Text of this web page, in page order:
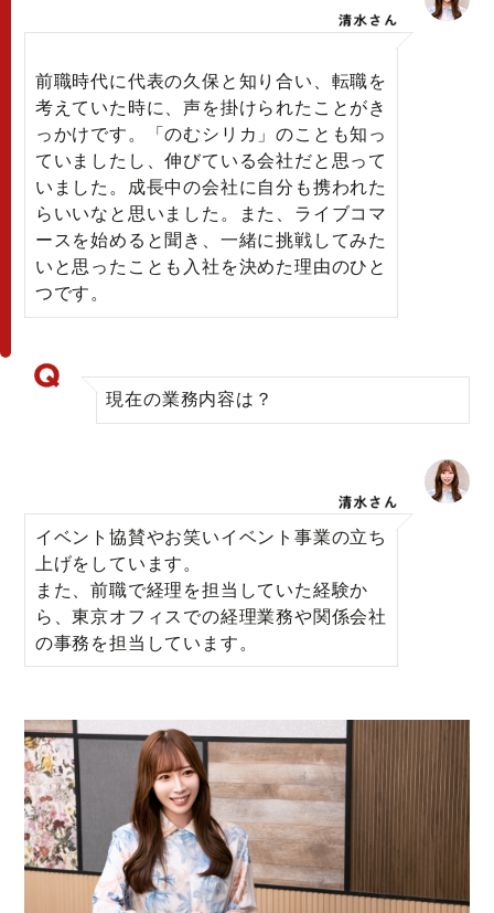
前職時代に代表の久保と知り合い、転職を
考えていた時に、声を掛けられたことがき
っかけです。「のむシリカ」のことも知っ
ていましたし、伸びている会社だと思って
いました。成長中の会社に自分も携われた
らいいなと思いました。また、ライブコマ
ースを始めると聞き、一緒に挑戦してみた
いと思ったことも入社を決めた理由のひと
つです。
現在の業務内容は？
イベント協賛やお笑いイベント事業の立ち
上げをしています。
また、前職で経理を担当していた経験か
ら、東京オフィスでの経理業務や関係会社
の事務を担当しています。